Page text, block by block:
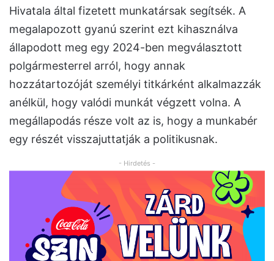
Hivatala által fizetett munkatársak segítsék. A
megalapozott gyanú szerint ezt kihasználva
állapodott meg egy 2024-ben megválasztott
polgármesterrel arról, hogy annak
hozzátartozóját személyi titkárként alkalmazzák
anélkül, hogy valódi munkát végzett volna. A
megállapodás része volt az is, hogy a munkabér
egy részét visszajuttatják a politikusnak.
- Hirdetés -